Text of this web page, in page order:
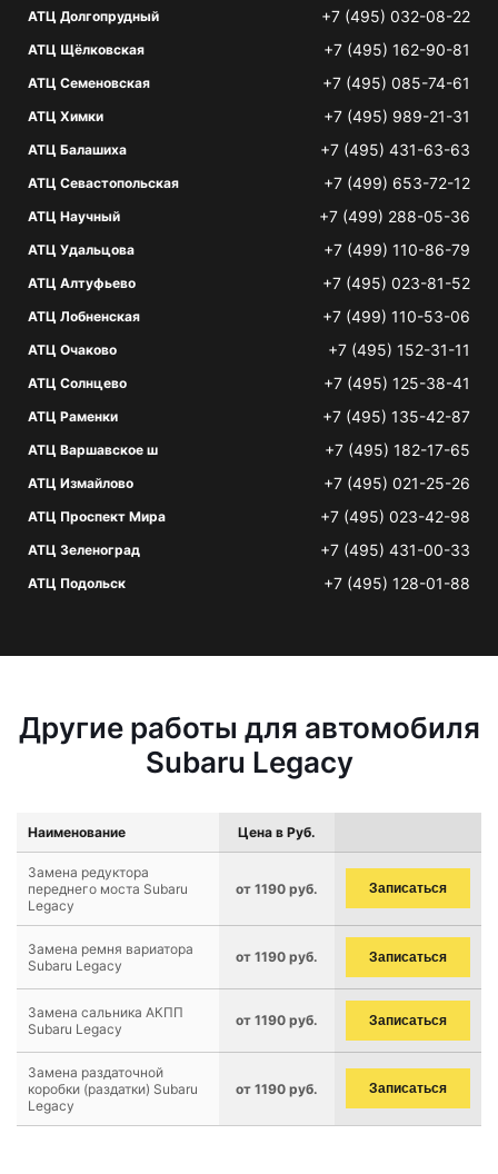
АТЦ Долгопрудный +7 (495) 032-08-22
АТЦ Щёлковская +7 (495) 162-90-81
АТЦ Семеновская +7 (495) 085-74-61
АТЦ Химки +7 (495) 989-21-31
АТЦ Балашиха +7 (495) 431-63-63
АТЦ Севастопольская +7 (499) 653-72-12
АТЦ Научный +7 (499) 288-05-36
АТЦ Удальцова +7 (499) 110-86-79
АТЦ Алтуфьево +7 (495) 023-81-52
АТЦ Лобненская +7 (499) 110-53-06
АТЦ Очаково +7 (495) 152-31-11
АТЦ Солнцево +7 (495) 125-38-41
АТЦ Раменки +7 (495) 135-42-87
АТЦ Варшавское ш +7 (495) 182-17-65
АТЦ Измайлово +7 (495) 021-25-26
АТЦ Проспект Мира +7 (495) 023-42-98
АТЦ Зеленоград +7 (495) 431-00-33
АТЦ Подольск +7 (495) 128-01-88
Другие работы для автомобиля
Subaru Legacy
Наименование Цена в Руб.
Замена редуктора
переднего моста Subaru
Legacy
от 1190 руб. Записаться
Замена ремня вариатора
Subaru Legacy
от 1190 руб. Записаться
Замена сальника АКПП
Subaru Legacy
от 1190 руб. Записаться
Замена раздаточной
коробки (раздатки) Subaru
Legacy
от 1190 руб. Записаться